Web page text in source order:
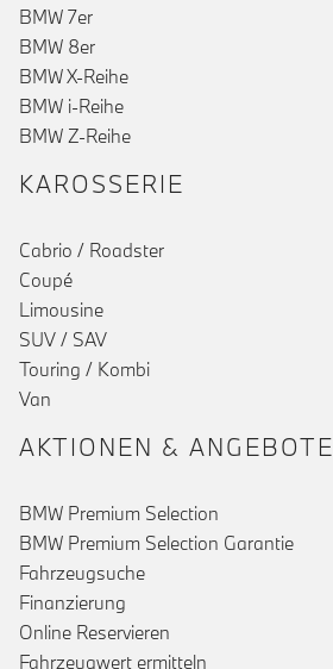
BMW 7er
BMW 8er
BMW X-Reihe
BMW i-Reihe
BMW Z-Reihe
KAROSSERIE
Cabrio / Roadster
Coupé
Limousine
SUV / SAV
Touring / Kombi
Van
AKTIONEN & ANGEBOTE
BMW Premium Selection
BMW Premium Selection Garantie
Fahrzeugsuche
Finanzierung
Online Reservieren
Fahrzeugwert ermitteln